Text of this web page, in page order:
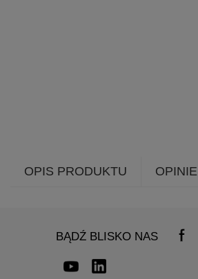
OPIS PRODUKTU OPINIE
BĄDŹ BLISKO NAS